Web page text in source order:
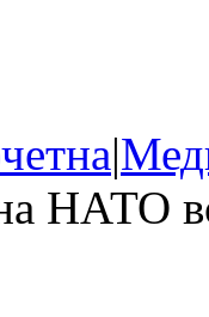
|
НАТО